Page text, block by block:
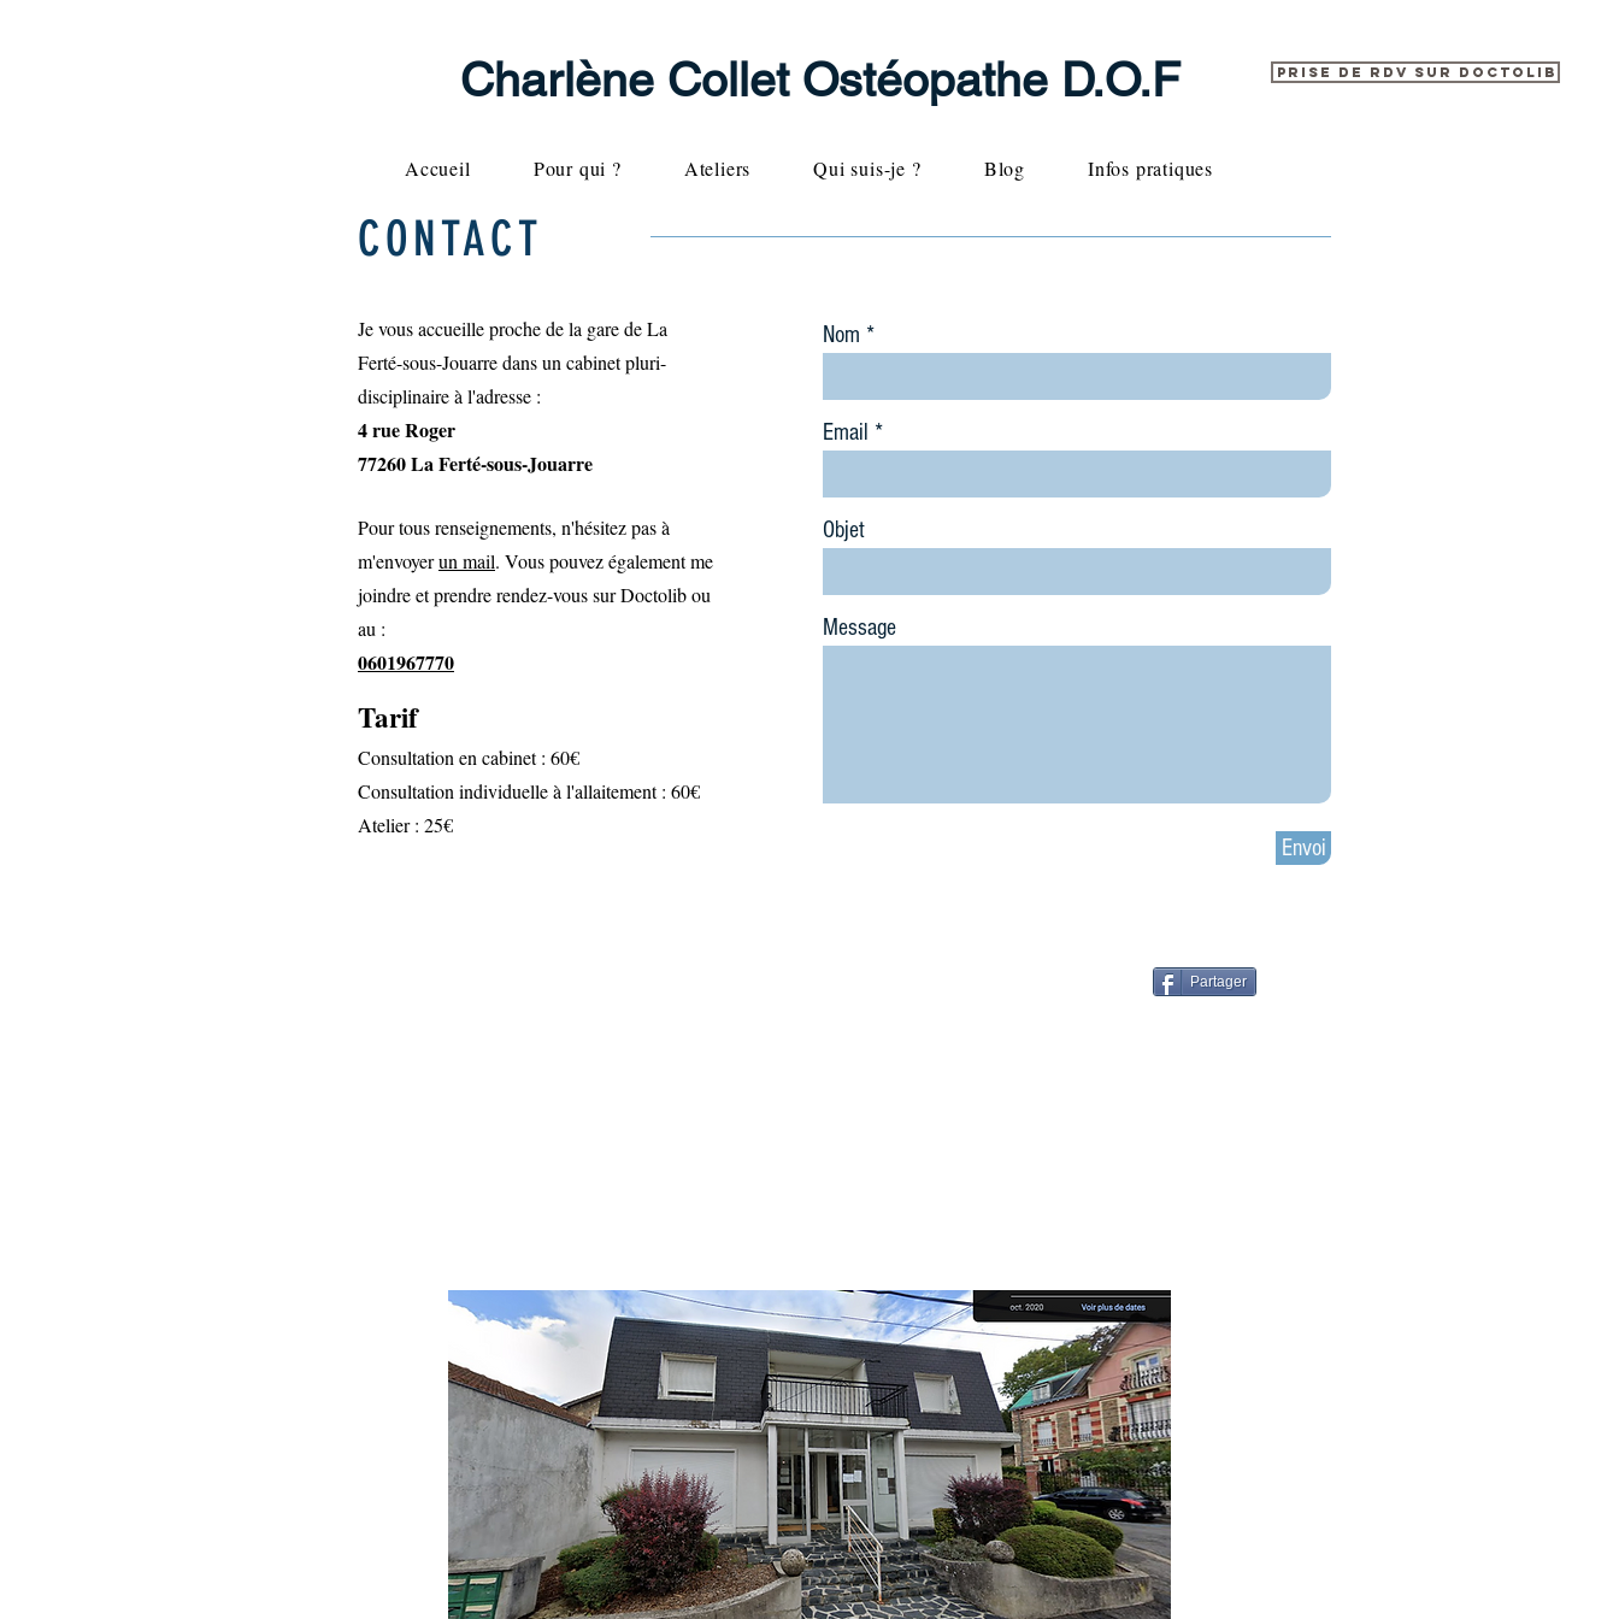
Charlène Collet Ostéopathe D.O.F Prise de rdv sur Doctolib
Accueil Pour qui ? Ateliers Qui suis-je ? Blog Infos pratiques
CONTACT
Je vous accueille proche de la gare de La
Ferté-sous-Jouarre dans un cabinet pluri-
disciplinaire à l'adresse :
4 rue Roger
77260 La Ferté-sous-Jouarre
Pour tous renseignements, n'hésitez pas à
m'envoyerun mail. Vous pouvez également me
joindre et prendre rendez-vous sur Doctolib ou
au :
0601967770
Tarif
Consultation en cabinet : 60€
Consultation individuelle à l'allaitement : 60€
Atelier : 25€
Nom
Email
Objet
Message
Envoi
Partager